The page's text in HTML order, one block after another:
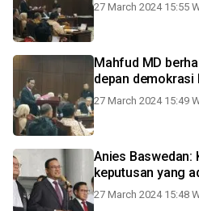
27 March 2024 15:55
Mahfud MD
depan demokrasi
27 March 2024 15:49
Anies Baswedan:
keputusan yang
27 March 2024 15:48